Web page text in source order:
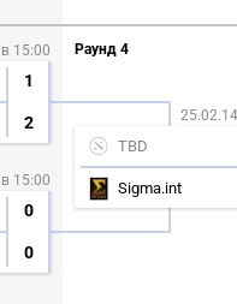
15:00
1
2
15:00
0
0
Раунд 4
TBD
Sigma.int